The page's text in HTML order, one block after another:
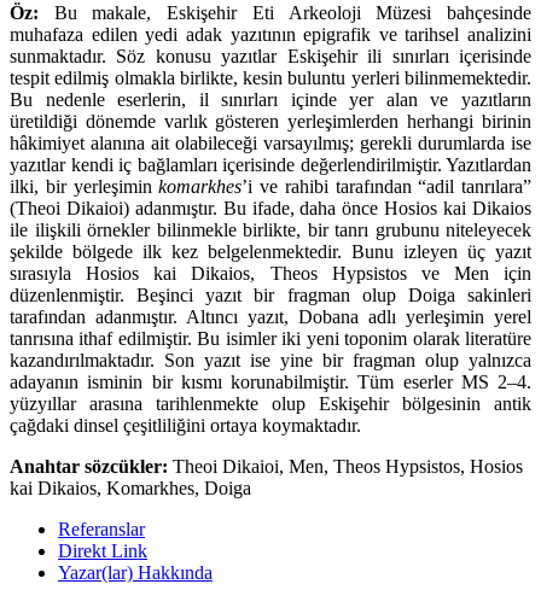
Öz: Bu makale, Eskişehir Eti Arkeoloji Müzesi bahçesinde
muhafaza edilen yedi adak yazıtının epigrafik ve tarihsel analizini
sunmaktadır. Söz konusu yazıtlar Eskişehir ili sınırları içerisinde
tespit edilmiş olmakla birlikte, kesin buluntu yerleri bilinmemektedir.
Bu nedenle eserlerin, il sınırları içinde yer alan ve yazıtların
üretildiği dönemde varlık gösteren yerleşimlerden herhangi birinin
hâkimiyet alanına ait olabileceği varsayılmış; gerekli durumlarda ise
yazıtlar kendi iç bağlamları içerisinde değerlendirilmiştir. Yazıtlardan
ilki, bir yerleşiminkomarkhes’i ve rahibi tarafından “adil tanrılara”
(Theoi Dikaioi) adanmıştır. Bu ifade, daha önce Hosios kai Dikaios
ile ilişkili örnekler bilinmekle birlikte, bir tanrı grubunu niteleyecek
şekilde bölgede ilk kez belgelenmektedir. Bunu izleyen üç yazıt
sırasıyla Hosios kai Dikaios, Theos Hypsistos ve Men için
düzenlenmiştir. Beşinci yazıt bir fragman olup Doiga sakinleri
tarafından adanmıştır. Altıncı yazıt, Dobana adlı yerleşimin yerel
tanrısına ithaf edilmiştir. Bu isimler iki yeni toponim olarak literatüre
kazandırılmaktadır. Son yazıt ise yine bir fragman olup yalnızca
adayanın isminin bir kısmı korunabilmiştir. Tüm eserler MS 2–4.
yüzyıllar arasına tarihlenmekte olup Eskişehir bölgesinin antik
çağdaki dinsel çeşitliliğini ortaya koymaktadır.
Anahtar sözcükler: Theoi Dikaioi, Men, Theos Hypsistos, Hosios
kai Dikaios, Komarkhes, Doiga
Referanslar
Direkt Link
Yazar(lar) Hakkında